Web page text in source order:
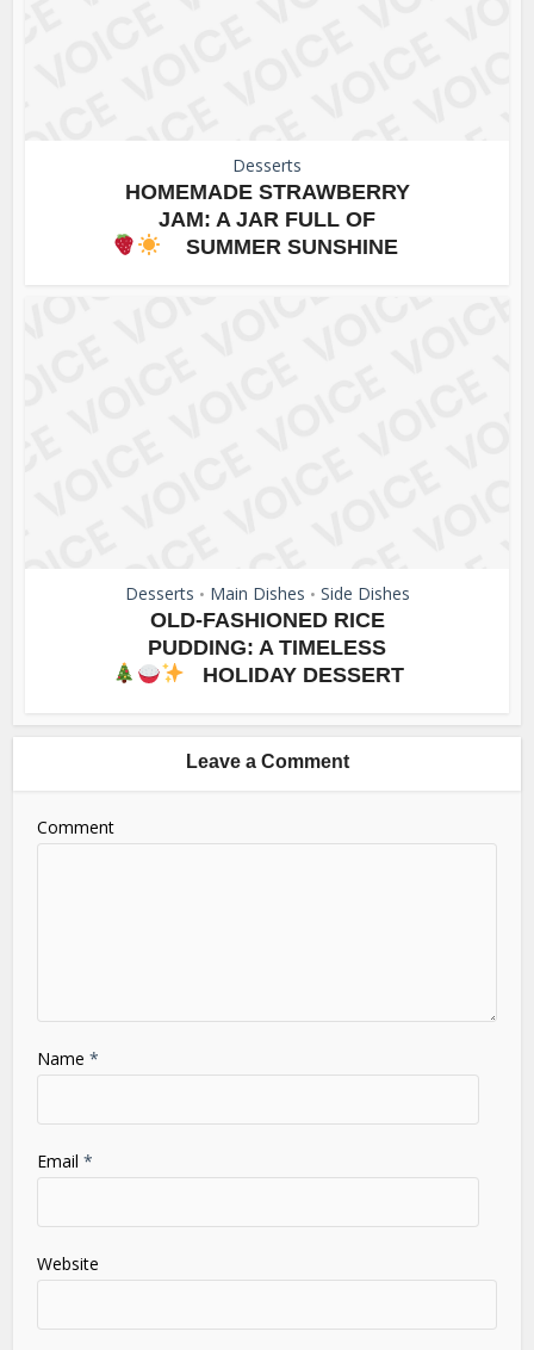
Desserts
HOMEMADE STRAWBERRY
JAM: A JAR FULL OF
SUMMER SUNSHINE
Desserts • Main Dishes • Side Dishes
OLD-FASHIONED RICE
PUDDING: A TIMELESS
HOLIDAY DESSERT
Leave a Comment
Comment
Name*
Email*
Website